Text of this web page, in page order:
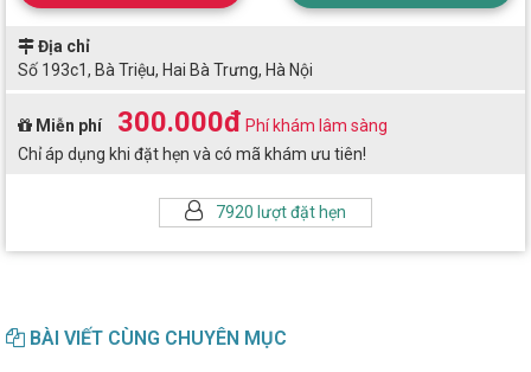
7920 lượt đặt hẹn
Địa chỉ
Số 193c1, Bà Triệu, Hai Bà Trưng, Hà Nội
Miễn phí 300.000đ Phí khám lâm sàng
Chỉ áp dụng khi đặt hẹn và có mã khám ưu tiên!
BÀI VIẾT CÙNG CHUYÊN MỤC